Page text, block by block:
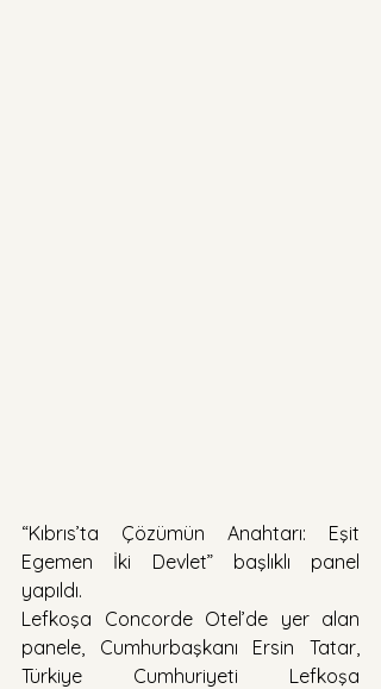
“Kıbrıs’ta Çözümün Anahtarı: Eşit
Egemen İki Devlet” başlıklı panel
yapıldı.
Lefkoşa Concorde Otel’de yer alan
panele, Cumhurbaşkanı Ersin Tatar,
Türkiye Cumhuriyeti Lefkoşa